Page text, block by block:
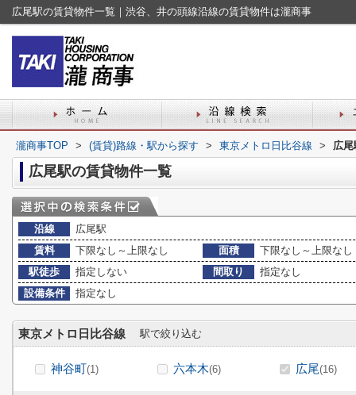
広尾駅の賃貸物件一覧｜渋谷、井の頭線沿線の賃貸物件は瀧商事
瀧商事TOP > (賃貸)路線・駅から探す > 東京メトロ日比谷線 > 広
広尾駅の賃貸物件一覧
沿線
広尾駅
賃料
下限なし～上限なし 面積
下限なし～上限なし
駅徒歩
指定しない 間取り
指定なし
設備条件
指定なし
東京メトロ日比谷線 駅で絞り込む
神谷町(1) 六本木(6) 広尾(16)